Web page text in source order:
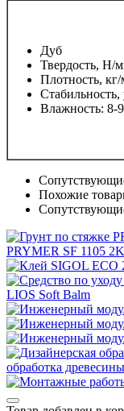
Дуб
Твердость, Н/
Плотность, кг/
Стабильность,
Влажность: 8-
Похожие
PRYMER SF 1105 2K
LIOS Soft Balm
обработка древесины